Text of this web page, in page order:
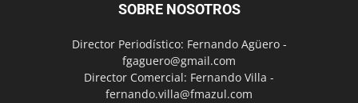
SOBRE NOSOTROS
Director Periodístico: Fernando Agüero -
fgaguero@gmail.com
Director Comercial: Fernando Villa -
fernando.villa@fmazul.com